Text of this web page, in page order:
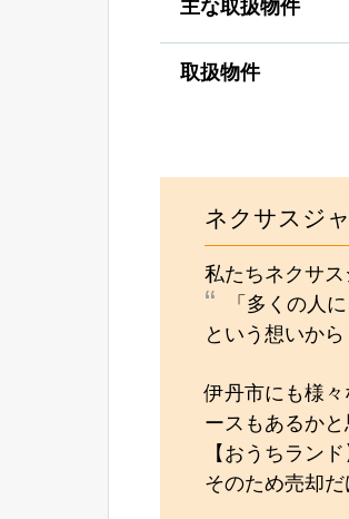
取扱物件
ネクサスジ
私たちネクサ
「多くの人
という想いか
伊丹市にも様
ースもあるかと
【おうちラン
そのため売却